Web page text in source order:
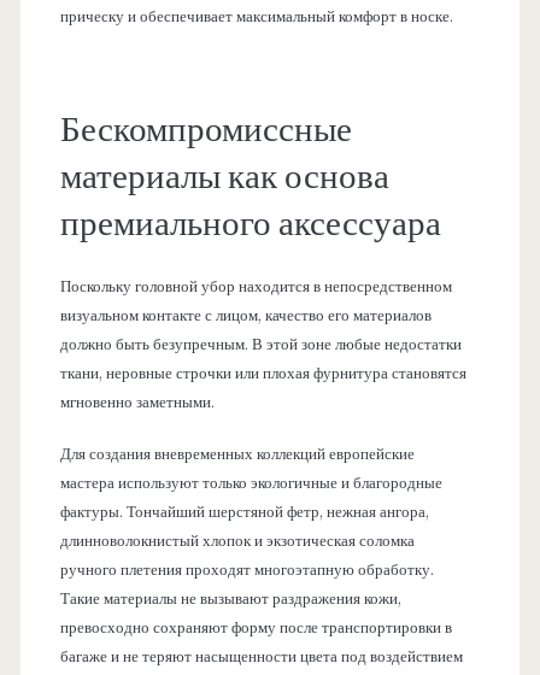
прическу и обеспечивает максимальный комфорт в носке.
Бескомпромиссные
материалы как основа
премиального аксессуара
Поскольку головной убор находится в непосредственном
визуальном контакте с лицом, качество его материалов
должно быть безупречным. В этой зоне любые недостатки
ткани, неровные строчки или плохая фурнитура становятся
мгновенно заметными.
Для создания вневременных коллекций европейские
мастера используют только экологичные и благородные
фактуры. Тончайший шерстяной фетр, нежная ангора,
длинноволокнистый хлопок и экзотическая соломка
ручного плетения проходят многоэтапную обработку.
Такие материалы не вызывают раздражения кожи,
превосходно сохраняют форму после транспортировки в
багаже и не теряют насыщенности цвета под воздействием